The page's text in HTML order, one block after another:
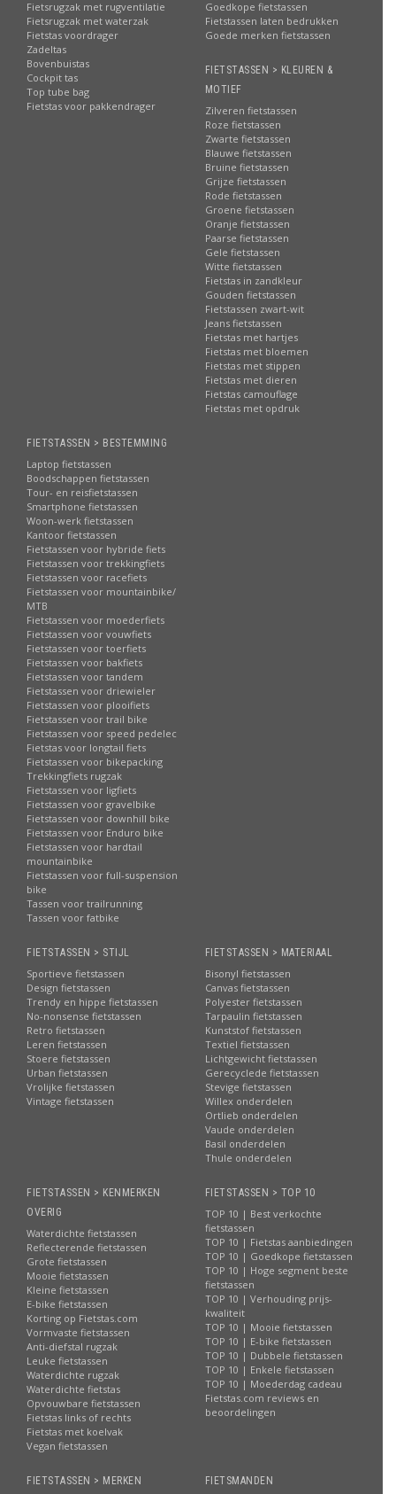
Fietsrugzak met rugventilatie
Fietsrugzak met waterzak
Fietstas voordrager
Zadeltas
Bovenbuistas
Cockpit tas
Top tube bag
Fietstas voor pakkendrager
Goedkope fietstassen
Fietstassen laten bedrukken
Goede merken fietstassen
FIETSTASSEN > KLEUREN &
MOTIEF
Zilveren fietstassen
Roze fietstassen
Zwarte fietstassen
Blauwe fietstassen
Bruine fietstassen
Grijze fietstassen
Rode fietstassen
Groene fietstassen
Oranje fietstassen
Paarse fietstassen
Gele fietstassen
Witte fietstassen
Fietstas in zandkleur
Gouden fietstassen
Fietstassen zwart-wit
Jeans fietstassen
Fietstas met hartjes
Fietstas met bloemen
Fietstas met stippen
Fietstas met dieren
Fietstas camouflage
Fietstas met opdruk
FIETSTASSEN > BESTEMMING
Laptop fietstassen
Boodschappen fietstassen
Tour- en reisfietstassen
Smartphone fietstassen
Woon-werk fietstassen
Kantoor fietstassen
Fietstassen voor hybride fiets
Fietstassen voor trekkingfiets
Fietstassen voor racefiets
Fietstassen voor mountainbike/
MTB
Fietstassen voor moederfiets
Fietstassen voor vouwfiets
Fietstassen voor toerfiets
Fietstassen voor bakfiets
Fietstassen voor tandem
Fietstassen voor driewieler
Fietstassen voor plooifiets
Fietstassen voor trail bike
Fietstassen voor speed pedelec
Fietstas voor longtail fiets
Fietstassen voor bikepacking
Trekkingfiets rugzak
Fietstassen voor ligfiets
Fietstassen voor gravelbike
Fietstassen voor downhill bike
Fietstassen voor Enduro bike
Fietstassen voor hardtail
mountainbike
Fietstassen voor full-suspension
bike
Tassen voor trailrunning
Tassen voor fatbike
FIETSTASSEN > STIJL
Sportieve fietstassen
Design fietstassen
Trendy en hippe fietstassen
No-nonsense fietstassen
Retro fietstassen
Leren fietstassen
Stoere fietstassen
Urban fietstassen
Vrolijke fietstassen
Vintage fietstassen
FIETSTASSEN > MATERIAAL
Bisonyl fietstassen
Canvas fietstassen
Polyester fietstassen
Tarpaulin fietstassen
Kunststof fietstassen
Textiel fietstassen
Lichtgewicht fietstassen
Gerecyclede fietstassen
Stevige fietstassen
Willex onderdelen
Ortlieb onderdelen
Vaude onderdelen
Basil onderdelen
Thule onderdelen
FIETSTASSEN > KENMERKEN
OVERIG
Waterdichte fietstassen
Reflecterende fietstassen
Grote fietstassen
Mooie fietstassen
Kleine fietstassen
E-bike fietstassen
Korting op Fietstas.com
Vormvaste fietstassen
Anti-diefstal rugzak
Leuke fietstassen
Waterdichte rugzak
Waterdichte fietstas
Opvouwbare fietstassen
Fietstas links of rechts
Fietstas met koelvak
Vegan fietstassen
FIETSTASSEN > TOP 10
TOP 10 | Best verkochte
fietstassen
TOP 10 | Fietstas aanbiedingen
TOP 10 | Goedkope fietstassen
TOP 10 | Hoge segment beste
fietstassen
TOP 10 | Verhouding prijs-
kwaliteit
TOP 10 | Mooie fietstassen
TOP 10 | E-bike fietstassen
TOP 10 | Dubbele fietstassen
TOP 10 | Enkele fietstassen
TOP 10 | Moederdag cadeau
Fietstas.com reviews en
beoordelingen
FIETSTASSEN > MERKEN FIETSMANDEN